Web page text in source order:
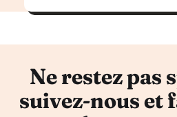
Ne restez pas
suivez-nous et